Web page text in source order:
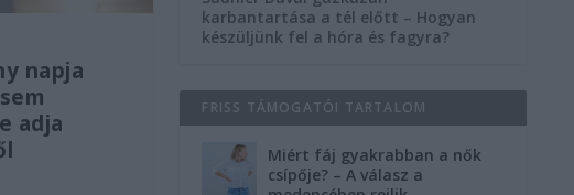
napja
adja
karbantartása a tél előtt – Hogyan
készüljünk fel a hóra és fagyra?
FRISS TÁMOGATÓI TARTALOM
Miért fáj gyakrabban a nők
csípője? – A válasz a